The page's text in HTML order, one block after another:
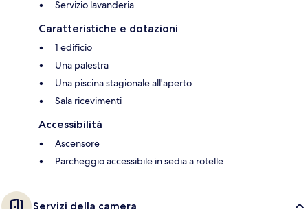
Servizio lavanderia
Caratteristiche e dotazioni
1 edificio
Una palestra
Una piscina stagionale all'aperto
Sala ricevimenti
Accessibilità
Ascensore
Parcheggio accessibile in sedia a rotelle
Servizi della camera